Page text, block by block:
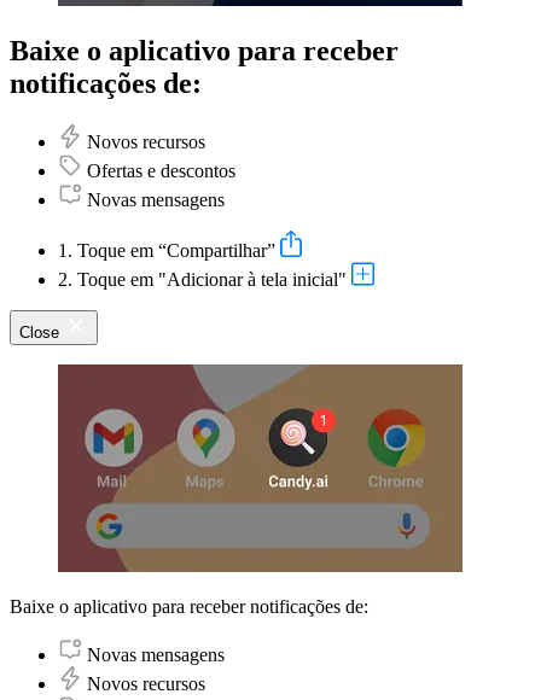
Baixe o aplicativo para receber
notificações de:
Novos recursos
Ofertas e descontos
Novas mensagens
1. Toque em “Compartilhar”
2. Toque em "Adicionar à tela inicial"
Close
Baixe o aplicativo para receber notificações de:
Novas mensagens
Novos recursos